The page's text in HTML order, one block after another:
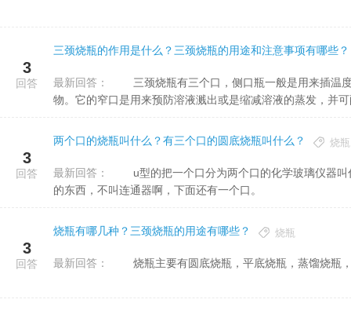
3
回答
三颈烧瓶的作用是什么？三颈烧瓶的用途和注意事项有哪些？
最新回答：
物。它的窄口是用来预防溶液溅出或是缩减溶液的蒸发，并
3
回答
两个口的烧瓶叫什么？有三个口的圆底烧瓶叫什么？ 烧瓶
最新回答：
的东西，不叫连通器啊，下面还有一个口。
3
回答
烧瓶有哪几种？三颈烧瓶的用途有哪些？ 烧瓶
最新回答： 烧瓶主要有圆底烧瓶，平底烧瓶，蒸馏烧瓶